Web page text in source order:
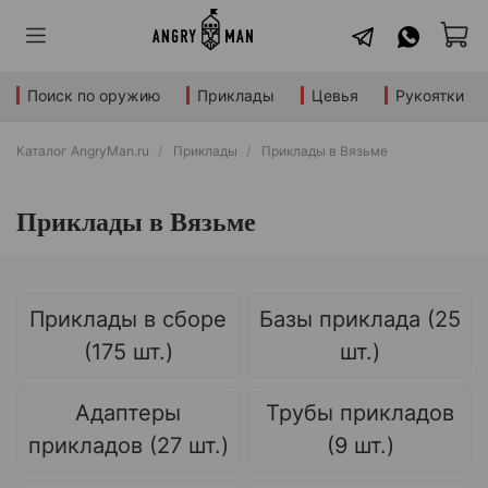
Поиск по оружию Приклады Цевья Рукоятки
Каталог AngryMan.ru Приклады Приклады в Вязьме
Приклады в Вязьме
Приклады в сборе
(175 шт.)
Базы приклада (25
шт.)
Адаптеры
прикладов (27 шт.)
Трубы прикладов
(9 шт.)